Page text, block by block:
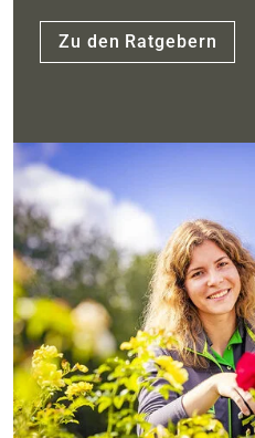
Zu den Ratgebern